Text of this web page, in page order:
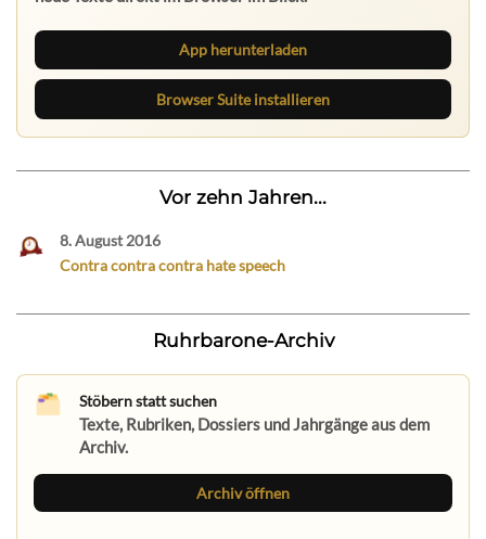
App herunterladen
Browser Suite installieren
Vor zehn Jahren...
8. August 2016
Contra contra contra hate speech
Ruhrbarone-Archiv
Stöbern statt suchen
Texte, Rubriken, Dossiers und Jahrgänge aus dem
Archiv.
Archiv öffnen